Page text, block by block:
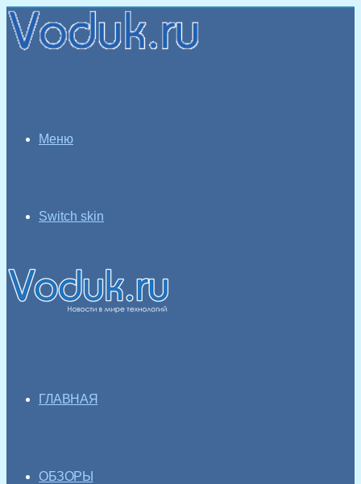
Меню
Switch skin
ГЛАВНАЯ
ОБЗОРЫ